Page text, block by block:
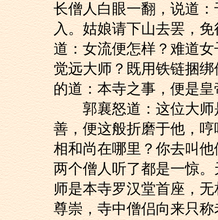
长僧人白眼一翻，说道
入。姑娘请下山去罢，
道：女流便怎样？难道
觉远大师？既用铁链捆
的道：本寺之事，便是
郭襄怒道：这位大师
善，便这般折磨于他，
相和尚在哪里？你去叫
两个僧人听了都是一惊
师是本寺罗汉堂首座，
尊崇，寺中僧侣向来只